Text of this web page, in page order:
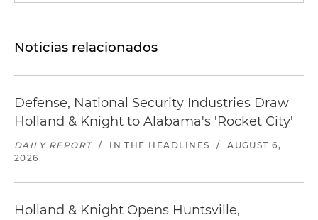
Noticias relacionados
Defense, National Security Industries Draw
Holland & Knight to Alabama's 'Rocket City'
DAILY REPORT / IN THE HEADLINES /
AUGUST 6,
2026
Holland & Knight Opens Huntsville,